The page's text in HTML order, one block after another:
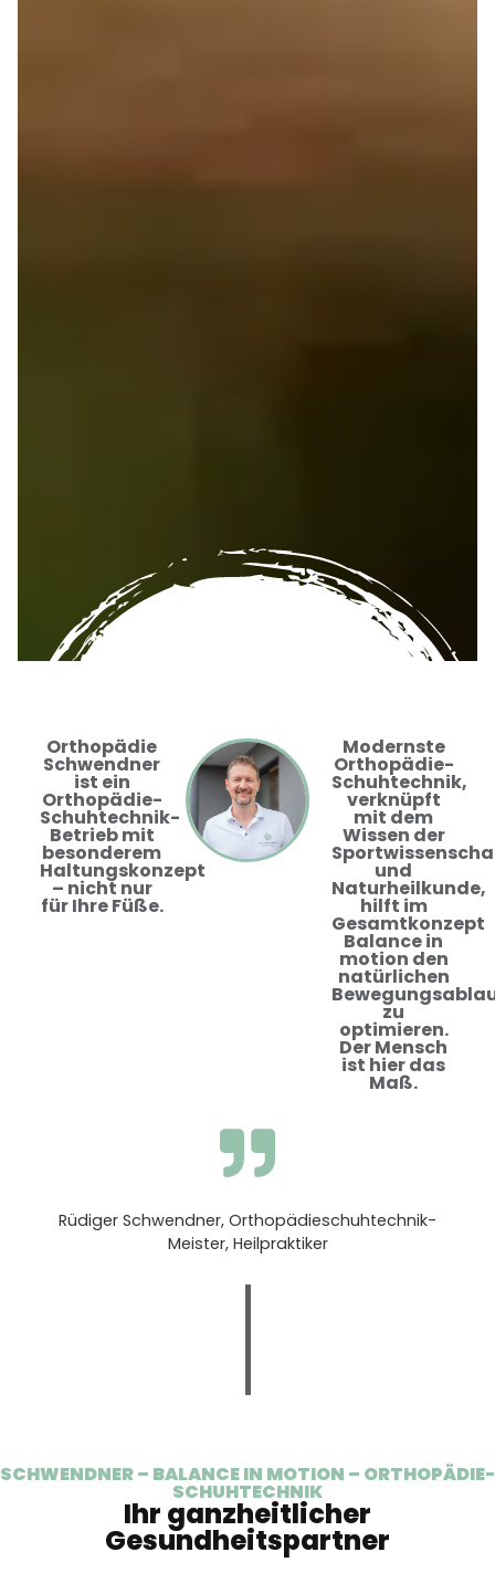
Orthopädie
Schwendner
ist ein
Orthopädie-
Schuhtechnik-
Betrieb mit
besonderem
Haltungskonzept
– nicht nur
für Ihre Füße.
Modernste
Orthopädie-
Schuhtechnik,
verknüpft
mit dem
Wissen der
und
Naturheilkunde,
hilft im
Gesamtkonzept
Balance in
motion den
natürlichen
zu
optimieren.
Der Mensch
ist hier das
Maß.
Rüdiger Schwendner, Orthopädieschuhtechnik-
Meister, Heilpraktiker
SCHWENDNER – BALANCE IN MOTION – ORTHOPÄDIE-
SCHUHTECHNIK
Ihr ganzheitlicher
Gesundheitspartner